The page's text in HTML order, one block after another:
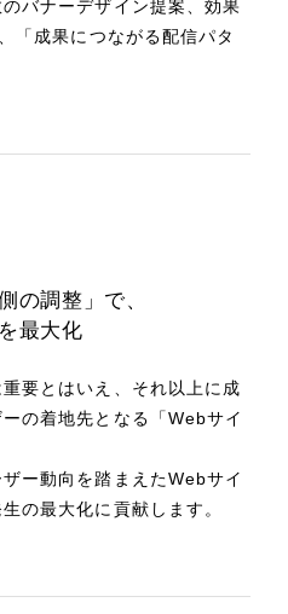
バナーデザイン提案、効果
「成果につながる配信パタ
の調整」で、
最大化
要とはいえ、それ以上に成
の着地先となる「Webサイ
ー動向を踏まえたWebサイ
の最大化に貢献します。